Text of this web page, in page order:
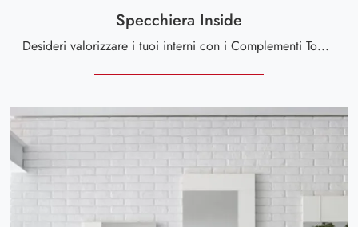
Specchiera Inside
Desideri valorizzare i tuoi interni con i Complementi Tomasella? Eccoti vari modelli di specchi senza cornice come Specchiera Inside.